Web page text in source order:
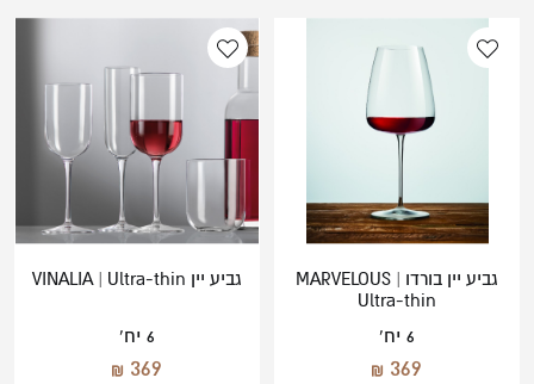
משתמש חדש/אורח
להרשמה
ומשקאות
חריפים
למישהו מיוחד
Luigi Bormioli
גביע יין בורדו MARVELOUS |
Ultra-thin
6 יח'
369
גביע יין VINALIA | Ultra-thin
6 יח'
369